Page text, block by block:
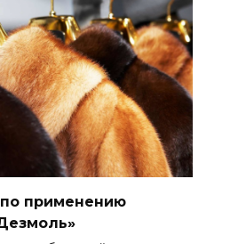
применению